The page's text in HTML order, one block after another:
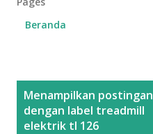
Beranda
Menampilkan postingan
dengan label treadmill
elektrik tl 126